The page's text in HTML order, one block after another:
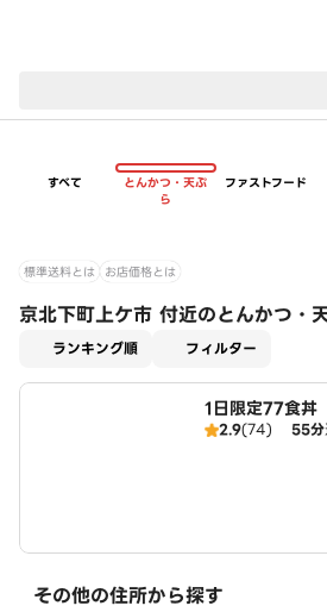
すべて
とんかつ・天ぷ
ら
ファストフード
標準送料とは お店価格とは
京北下町上ケ市 付近のとんかつ・
ランキング順 フィルター
1日限定77食
2.9(74) 55分
その他の住所から探す